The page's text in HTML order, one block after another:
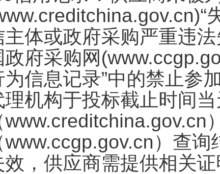
主体或政府采购严重违
政府采购网
为信息记录”中的禁止参
理机构于投标截止时间当
www.creditchina.gov.cn
www.ccgp.gov.cn）查
效，供应商需提供相关